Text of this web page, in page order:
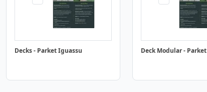
Decks - Parket Iguassu Deck Modular - Parket